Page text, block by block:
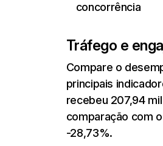
concorrência
Tráfego e
Compare o
principais
recebeu 207,94
comparação com
-28,73%.